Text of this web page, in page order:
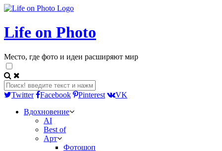
Life on Photo
Место, где фото и идеи расширяют мир
Twitter Facebook Pinterest
VK
Вдохновение
AI
Best of
Арт
Фотошоп